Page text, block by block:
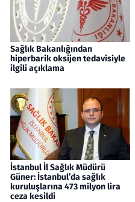
Sağlık Bakanlığından
hiperbarik oksijen tedavisiyle
ilgili açıklama
İstanbul İl Sağlık Müdürü
Güner: İstanbul’da sağlık
kuruluşlarına 473 milyon lira
ceza kesildi